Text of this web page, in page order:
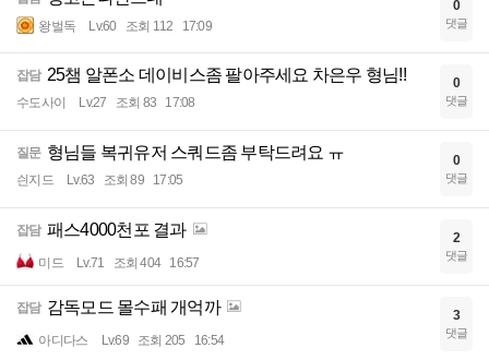
왕벌독 Lv.60 조회 112 17:09
0
댓글
잡담 25챔 알폰소 데이비스좀 팔아주세요 차은우 형님!!
수도사이 Lv.27 조회 83 17:08
0
댓글
질문 형님들 복귀유저 스쿼드좀 부탁드려요 ㅠ
싄지드 Lv.63 조회 89 17:05
0
댓글
잡담 패스4000천포 결과
미드 Lv.71 조회 404 16:57
2
댓글
잡담 감독모드 몰수패 개억까
아디다스 Lv.69 조회 205 16:54
3
댓글